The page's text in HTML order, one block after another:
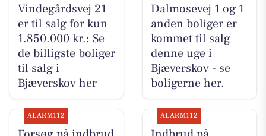
Vindegårdsvej 21
er til salg for kun
1.850.000 kr.: Se
de billigste boliger
til salg i
Bjæverskov her
Dalmosevej 1 og 1
anden boliger er
kommet til salg
denne uge i
Bjæverskov - se
boligerne her.
ALARM112 ALARM112